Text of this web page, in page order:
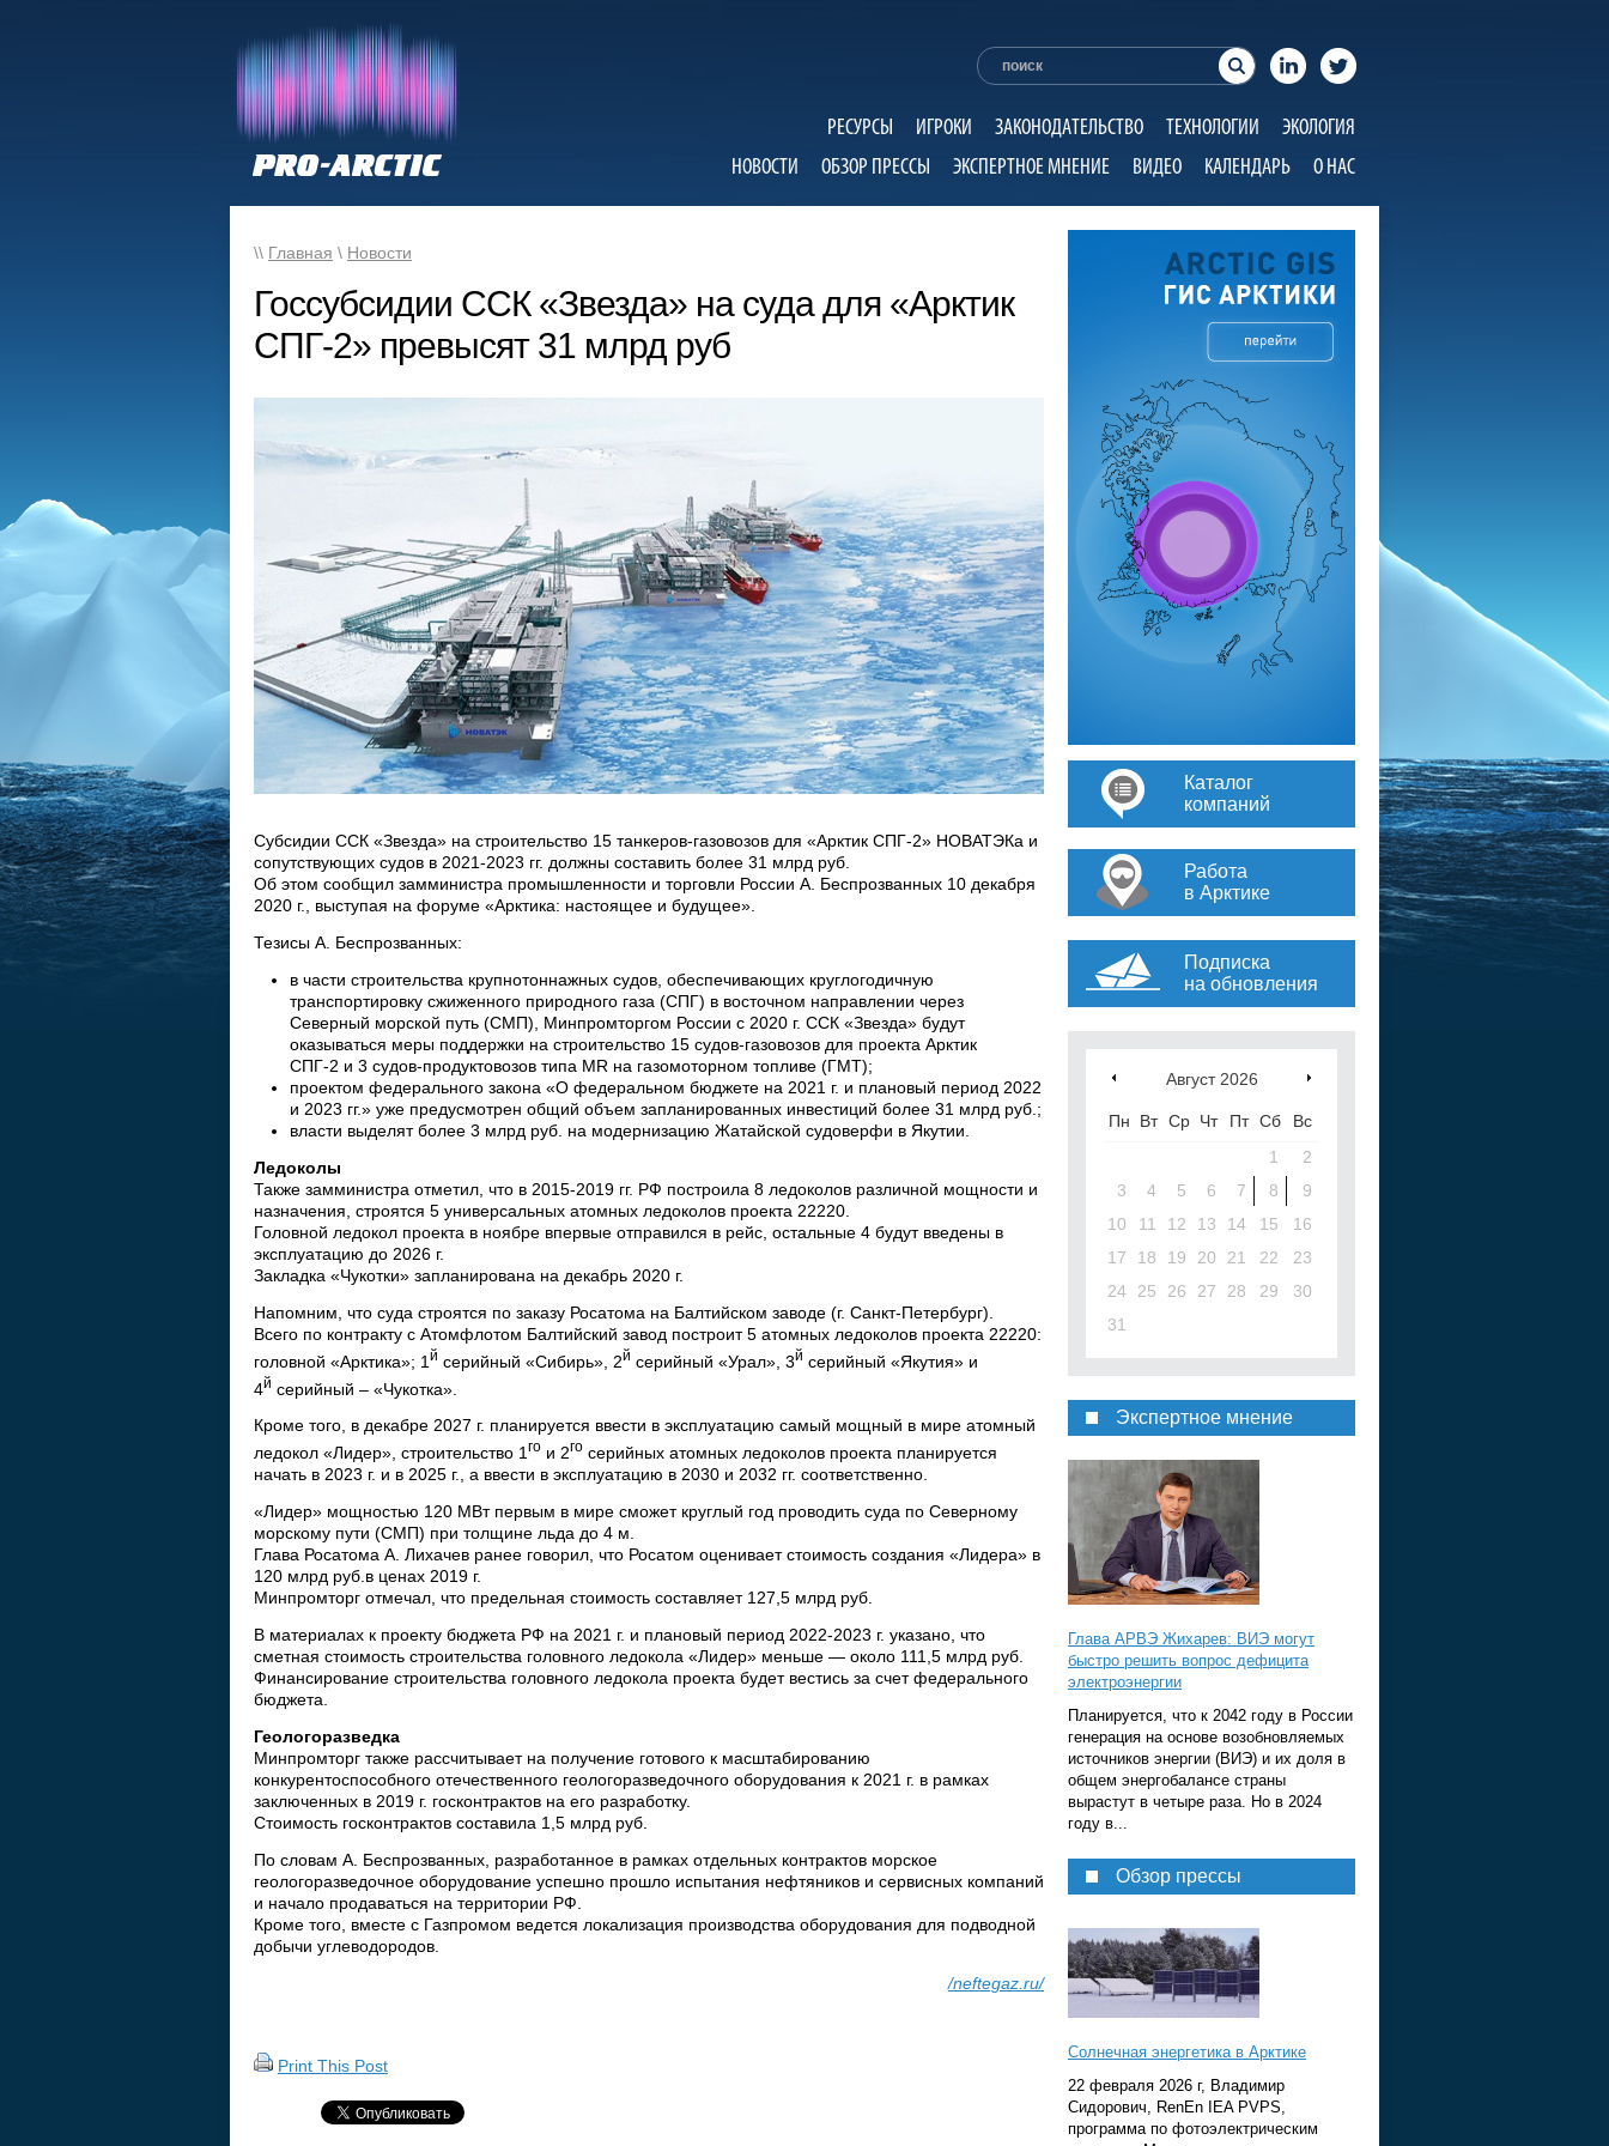
РЕСУРСЫ ИГРОКИ ЗАКОНОДАТЕЛЬСТВО ТЕХНОЛОГИИ
ЭКОЛОГИЯ
НОВОСТИ
ОБЗОР ПРЕССЫ ЭКСПЕРТНОЕ МНЕНИЕ ВИДЕО КАЛЕНДАРЬ О НАС
\\ Главная \ Новости
Госсубсидии ССК «Звезда» на суда для «Арктик
СПГ-2» превысят 31 млрд руб
Субсидии ССК «Звезда» на строительство 15 танкеров-газовозов для «Арктик СПГ-2» НОВАТЭКа и
сопутствующих судов в 2021-2023 гг. должны составить более 31 млрд руб.
Об этом сообщил замминистра промышленности и торговли России А. Беспрозванных 10 декабря
2020 г., выступая на форуме «Арктика: настоящее и будущее».
Тезисы А. Беспрозванных:
в части строительства крупнотоннажных судов, обеспечивающих круглогодичную
транспортировку сжиженного природного газа (СПГ) в восточном направлении через
Северный морской путь (СМП), Минпромторгом России с 2020 г. ССК «Звезда» будут
оказываться меры поддержки на строительство 15 судов-газовозов для проекта Арктик
СПГ-2 и 3 судов-продуктовозов типа MR на газомоторном топливе (ГМТ);
проектом федерального закона «О федеральном бюджете на 2021 г. и плановый период 2022
и 2023 гг.» уже предусмотрен общий объем запланированных инвестиций более 31 млрд руб.;
власти выделят более 3 млрд руб. на модернизацию Жатайской судоверфи в Якутии.
Ледоколы
Также замминистра отметил, что в 2015-2019 гг. РФ построила 8 ледоколов различной мощности и
назначения, строятся 5 универсальных атомных ледоколов проекта 22220.
Головной ледокол проекта в ноябре впервые отправился в рейс, остальные 4 будут введены в
эксплуатацию до 2026 г.
Закладка «Чукотки» запланирована на декабрь 2020 г.
Напомним, что суда строятся по заказу Росатома на Балтийском заводе (г. Санкт-Петербург).
Всего по контракту с Атомфлотом Балтийский завод построит 5 атомных ледоколов проекта 22220:
головной «Арктика»; 1 й серийный «Сибирь», 2й серийный «Урал», 3й серийный «Якутия» и
4й серийный – «Чукотка».
Кроме того, в декабре 2027 г. планируется ввести в эксплуатацию самый мощный в мире атомный
ледокол «Лидер», строительство 1 го и 2го серийных атомных ледоколов проекта планируется
начать в 2023 г. и в 2025 г., а ввести в эксплуатацию в 2030 и 2032 гг. соответственно.
«Лидер» мощностью 120 МВт первым в мире сможет круглый год проводить суда по Северному
морскому пути (СМП) при толщине льда до 4 м.
Глава Росатома А. Лихачев ранее говорил, что Росатом оценивает стоимость создания «Лидера» в
120 млрд руб.в ценах 2019 г.
Минпромторг отмечал, что предельная стоимость составляет 127,5 млрд руб.
В материалах к проекту бюджета РФ на 2021 г. и плановый период 2022-2023 г. указано, что
сметная стоимость строительства головного ледокола «Лидер» меньше — около 111,5 млрд руб.
Финансирование строительства головного ледокола проекта будет вестись за счет федерального
бюджета.
Геологоразведка
Минпромторг также рассчитывает на получение готового к масштабированию
конкурентоспособного отечественного геологоразведочного оборудования к 2021 г. в рамках
заключенных в 2019 г. госконтрактов на его разработку.
Стоимость госконтрактов составила 1,5 млрд руб.
По словам А. Беспрозванных, разработанное в рамках отдельных контрактов морское
геологоразведочное оборудование успешно прошло испытания нефтяников и сервисных компаний
и начало продаваться на территории РФ.
Кроме того, вместе с Газпромом ведется локализация производства оборудования для подводной
добычи углеводородов.
/neftegaz.ru/
Print This Post
Каталог
компаний
Работа
в Арктике
Подписка
на обновления
Август 2026
Пн Вт Ср Чт Пт Сб
Вс
1
2
3
4 5 6 7 8
9
10
11 12 13 14 15
16
17
18 19 20 21 22
23
24
25 26 27 28 29
30
31
Экспертное мнение
Глава АРВЭ Жихарев: ВИЭ могут
быстро решить вопрос дефицита
электроэнергии
Планируется, что к 2042 году в России
генерация на основе возобновляемых
источников энергии (ВИЭ) и их доля в
общем энергобалансе страны
вырастут в четыре раза. Но в 2024
году в...
Обзор прессы
Солнечная энергетика в Арктике
22 февраля 2026 г, Владимир
Сидорович, RenEn IEA PVPS,
программа по фотоэлектрическим